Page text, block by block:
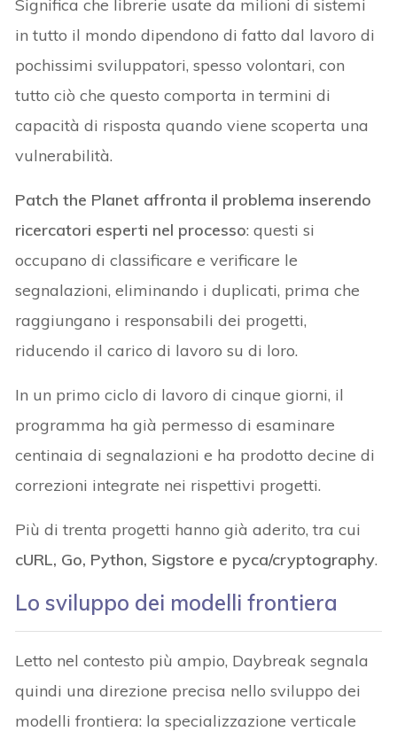
Significa che librerie usate da milioni di sistemi
in tutto il mondo dipendono di fatto dal lavoro di
pochissimi sviluppatori, spesso volontari, con
tutto ciò che questo comporta in termini di
capacità di risposta quando viene scoperta una
vulnerabilità.
Patch the Planet affronta il problema inserendo
ricercatori esperti nel processo: questi si
occupano di classificare e verificare le
segnalazioni, eliminando i duplicati, prima che
raggiungano i responsabili dei progetti,
riducendo il carico di lavoro su di loro.
In un primo ciclo di lavoro di cinque giorni, il
programma ha già permesso di esaminare
centinaia di segnalazioni e ha prodotto decine di
correzioni integrate nei rispettivi progetti.
Più di trenta progetti hanno già aderito, tra cui
cURL, Go, Python, Sigstore e pyca/cryptography.
Lo sviluppo dei modelli frontiera
Letto nel contesto più ampio, Daybreak segnala
quindi una direzione precisa nello sviluppo dei
modelli frontiera: la specializzazione verticale